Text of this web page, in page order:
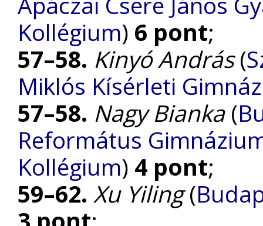
Kollégium) 6 pont;
57–58. Kinyó András(
Miklós Kísérleti
57–58. Nagy Bianka (
Református
Kollégium) 4 pont;
59–62. Xu Yiling(